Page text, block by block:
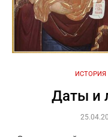
ИСТОРИЯ
Даты и